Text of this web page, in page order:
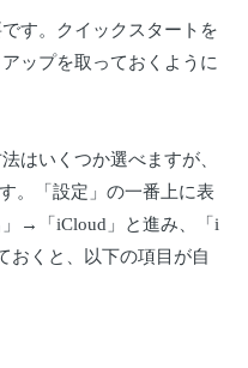
す。クイックスタートを
ップを取っておくように
はいくつか選べますが、
。「設定」の一番上に表
→「iCloud」と進み、「i
おくと、以下の項目が自